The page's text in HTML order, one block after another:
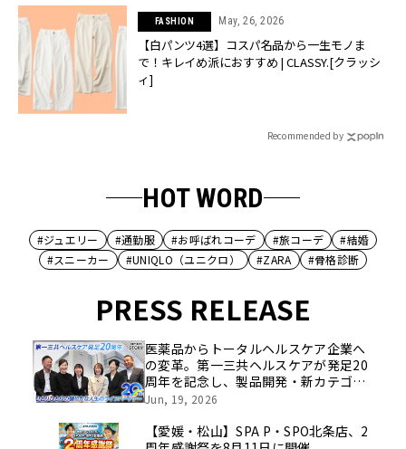
FASHION May, 26, 2026
【白パンツ4選】コスパ名品から一生モノま
で！キレイめ派におすすめ | CLASSY.[クラッシ
ィ]
Recommended by
HOT WORD
#ジュエリー #通勤服 #お呼ばれコーデ #旅コーデ
#結婚
#スニーカー
#UNIQLO（ユニクロ） #ZARA #骨格診断
PRESS RELEASE
医薬品からトータルヘルスケア企業へ
の変革。第一三共ヘルスケアが発足20
周年を記念し、製品開発・新カテゴリ
挑戦の舞台や旧社統合時のエピソード
像を公開！
Jun, 19, 2026
【愛媛・松山】SPA P・SPO北条店、2